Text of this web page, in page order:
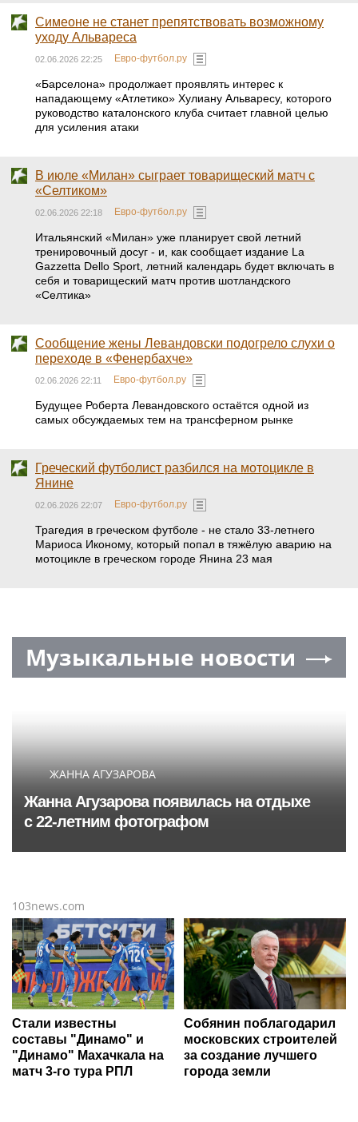
Симеоне не станет препятствовать возможному
уходу Альвареса
02.06.2026 22:25 Евро-футбол.ру
«Барселона» продолжает проявлять интерес к
нападающему «Атлетико» Хулиану Альваресу, которого
руководство каталонского клуба считает главной целью
для усиления атаки
В июле «Милан» сыграет товарищеский матч с
«Селтиком»
02.06.2026 22:18 Евро-футбол.ру
Итальянский «Милан» уже планирует свой летний
тренировочный досуг - и, как сообщает издание La
Gazzetta Dello Sport, летний календарь будет включать в
себя и товарищеский матч против шотландского
«Селтика»
Сообщение жены Левандовски подогрело слухи о
переходе в «Фенербахче»
02.06.2026 22:11 Евро-футбол.ру
Будущее Роберта Левандовского остаётся одной из
самых обсуждаемых тем на трансферном рынке
Греческий футболист разбился на мотоцикле в
Янине
02.06.2026 22:07 Евро-футбол.ру
Трагедия в греческом футболе - не стало 33-летнего
Мариоса Иконому, который попал в тяжёлую аварию на
мотоцикле в греческом городе Янина 23 мая
Музыкальные новости
ЖАННА АГУЗАРОВА
Жанна Агузарова появилась на отдыхе
с 22-летним фотографом
103news.com
Стали известны
составы "Динамо" и
"Динамо" Махачкала на
матч 3-го тура РПЛ
Собянин поблагодарил
московских строителей
за создание лучшего
города земли